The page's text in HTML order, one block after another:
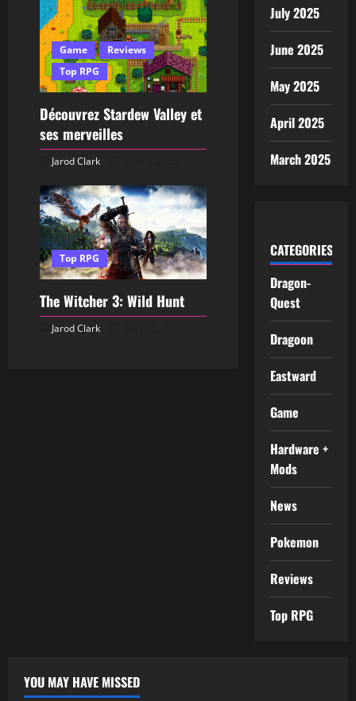
Game
Reviews
Top RPG
Découvrez Stardew Valley et
ses merveilles
Jarod Clark
Top RPG
The Witcher 3: Wild Hunt
Jarod Clark
July 2025
June 2025
May 2025
April 2025
March 2025
CATEGORIES
Dragon-
Quest
Dragoon
Eastward
Game
Hardware +
Mods
News
Pokemon
Reviews
Top RPG
YOU MAY HAVE MISSED